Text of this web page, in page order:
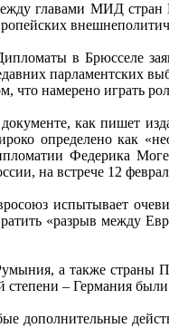
главами МИД стран
в Брюсселе
парламентских
что намерено играть
как пишет
определено как
Федерика
на встрече 12
испытывает
«разрыв
а также страны
– Германия
дополнительные